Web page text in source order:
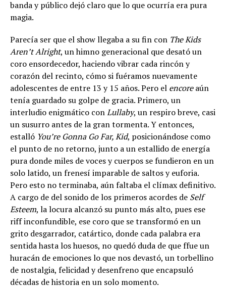
banda y público dejó claro que lo que ocurría era pura
magia.
Parecía ser que el show llegaba a su fin con The Kids
Aren’t Alright, un himno generacional que desató un
coro ensordecedor, haciendo vibrar cada rincón y
corazón del recinto, cómo si fuéramos nuevamente
adolescentes de entre 13 y 15 años. Pero el encoreaún
tenía guardado su golpe de gracia. Primero, un
interludio enigmático conLullaby, un respiro breve, casi
un susurro antes de la gran tormenta. Y entonces,
estalló You’re Gonna Go Far, Kid, posicionándose como
el punto de no retorno, junto a un estallido de energía
pura donde miles de voces y cuerpos se fundieron en un
solo latido, un frenesí imparable de saltos y euforia.
Pero esto no terminaba, aún faltaba el clímax definitivo.
A cargo de del sonido de los primeros acordes de Self
Esteem, la locura alcanzó su punto más alto, pues ese
riff inconfundible, ese coro que se transformó en un
grito desgarrador, catártico, donde cada palabra era
sentida hasta los huesos, no quedó duda de que ffue un
huracán de emociones lo que nos devastó, un torbellino
de nostalgia, felicidad y desenfreno que encapsuló
décadas de historia en un solo momento.